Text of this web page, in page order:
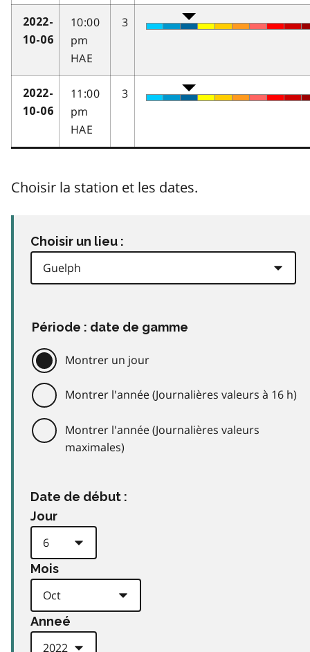
2022-
10-06
10:00
pm
HAE
3
2022-
10-06
11:00
pm
HAE
3
Choisir la station et les dates.
Choisir un lieu :
Période : date de gamme
Montrer un jour
Montrer l'année (Journalières valeurs à 16 h)
Montrer l'année (Journalières valeurs
maximales)
Date de début :
Jour
Mois
Anneé